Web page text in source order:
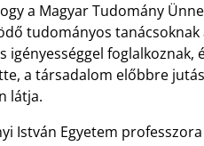
a Magyar Tudomány
tudományos
foglalkoznak,
a társadalom előbbre
látja.
István Egyetem